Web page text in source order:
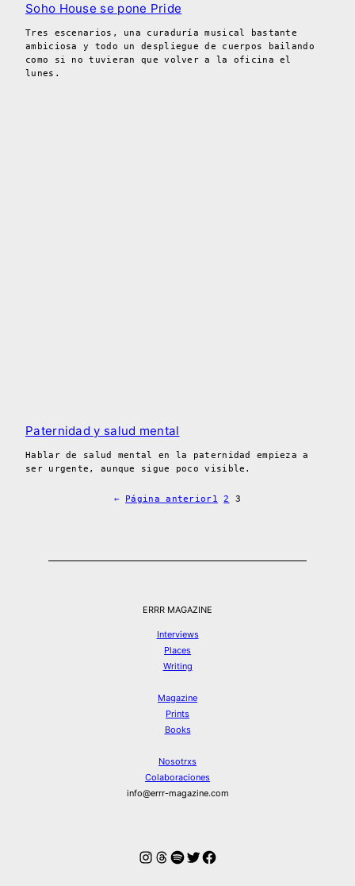
Soho House se pone Pride
Tres escenarios, una curaduría musical bastante
ambiciosa y todo un despliegue de cuerpos bailando
como si no tuvieran que volver a la oficina el
lunes.
Paternidad y salud mental
Hablar de salud mental en la paternidad empieza a
ser urgente, aunque sigue poco visible.
← Página anterior1 2 3
ERRR MAGAZINE
Interviews
Places
Writing
Magazine
Prints
Books
Nosotrxs
Colaboraciones
info@errr-magazine.com
Instagram
Hilos
Spotify
Twitter
Facebook